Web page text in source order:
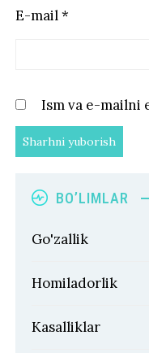
E-mail*
Ism va e-mailni
BO’LIMLAR
Go'zallik
Homiladorlik
Kasalliklar